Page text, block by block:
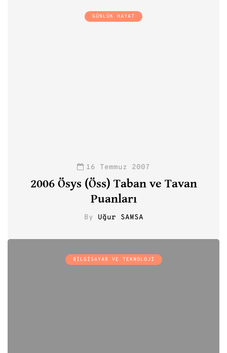
GÜNLÜK HAYAT
16 Temmuz 2007
2006 Ösys (Öss) Taban ve Tavan
Puanları
By Uğur SAMSA
BILGISAYAR VE TEKNOLOJI